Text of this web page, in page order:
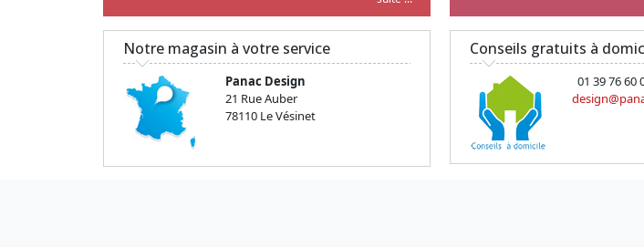
Notre magasin à votre service
Panac Design
21 Rue Auber
78110 Le Vésinet
Conseils gratuits à
01 39 76 60